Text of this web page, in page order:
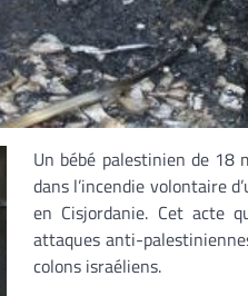
Un bébé palestinien de
dans l’incendie volontaire
en Cisjordanie. Cet acte
attaques anti-
colons israéliens.